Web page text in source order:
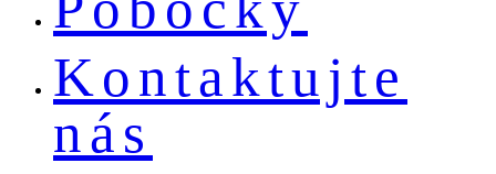
Kontaktujte
nás